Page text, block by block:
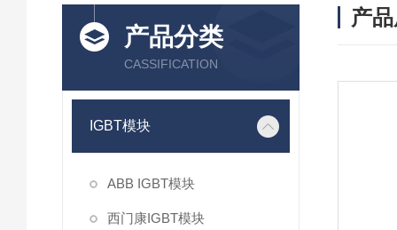
产品分类
CASSIFICATION
IGBT模块
ABB IGBT模块
西门康IGBT模块
产